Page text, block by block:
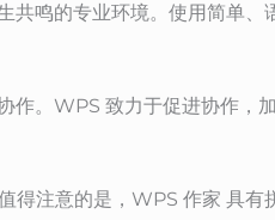
鸣的专业环境。使用简单、
。WPS 致力于促进协作，
得注意的是，WPS 作家 具有